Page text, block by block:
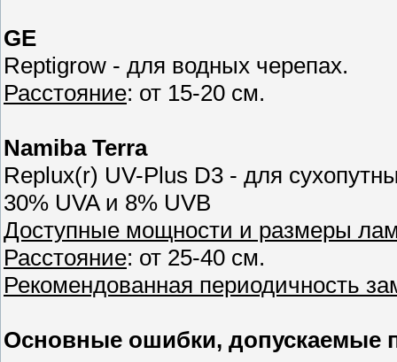
GE
Reptigrow - для водных черепах.
Расстояние: от 15-20 см.
Namiba Terra
Replux(r) UV-Plus D3 - для
30% UVA и 8% UVB
Доступные мощности и размеры
Расстояние: от 25-40 см.
Рекомендованная периодичность
Основные ошибки, допускаемые